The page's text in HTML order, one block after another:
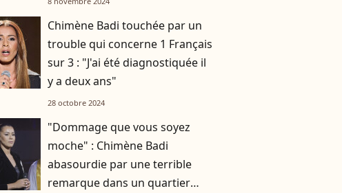
Chimène Badi touchée par un
trouble qui concerne 1 Français
sur 3 : "J'ai été diagnostiquée il
y a deux ans"
28 octobre 2024
"Dommage que vous soyez
moche" : Chimène Badi
abasourdie par une terrible
remarque dans un quartier